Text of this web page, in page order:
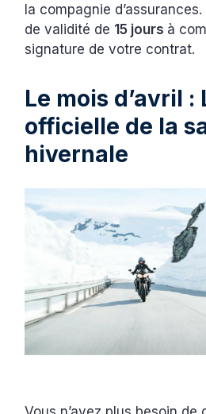
la compagnie
de validité de 15 jours à
signature de votre contrat.
Le mois d’avril :
officielle de la
hivernale